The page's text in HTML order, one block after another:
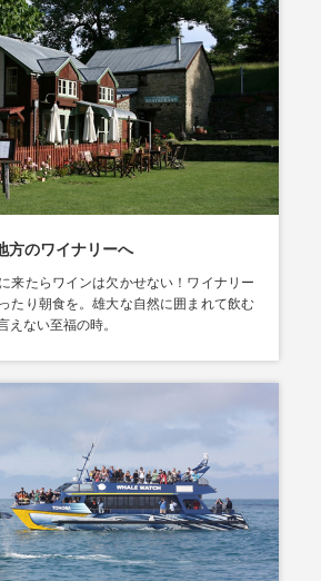
方のワイナリーへ
来たらワインは欠かせない！ワイナリー
たり朝食を。雄大な自然に囲まれて飲む
えない至福の時。